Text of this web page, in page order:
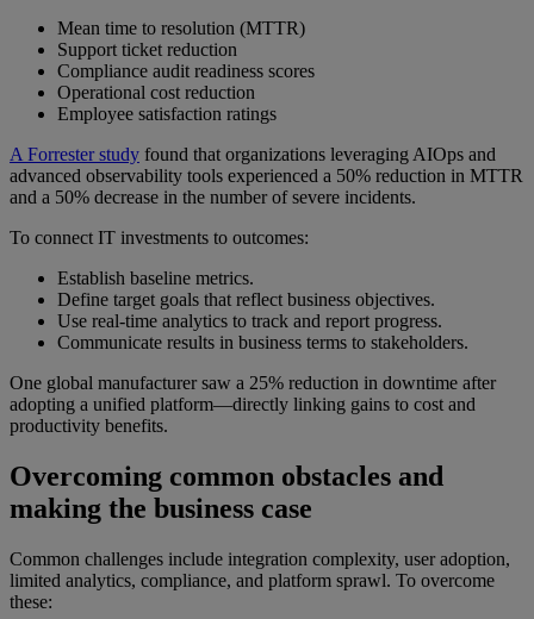
Mean time to resolution (MTTR)
Support ticket reduction
Compliance audit readiness scores
Operational cost reduction
Employee satisfaction ratings
A Forrester study found that organizations leveraging AIOps and
advanced observability tools experienced a 50% reduction in MTTR
and a 50% decrease in the number of severe incidents.
To connect IT investments to outcomes:
Establish baseline metrics.
Define target goals that reflect business objectives.
Use real-time analytics to track and report progress.
Communicate results in business terms to stakeholders.
One global manufacturer saw a 25% reduction in downtime after
adopting a unified platform—directly linking gains to cost and
productivity benefits.
Overcoming common obstacles and
making the business case
Common challenges include integration complexity, user adoption,
limited analytics, compliance, and platform sprawl. To overcome
these: